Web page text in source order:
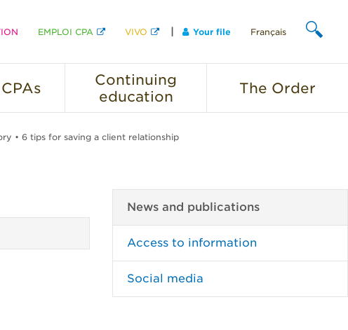
EMPLOI CPA VIVO Your file Français
CPAs
Continuing
education
The Order
• 6 tips for saving a client relationship
News and publications
Access to information
Social media